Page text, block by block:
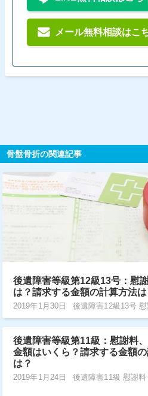
メール無料相談はこ
骨盤骨折の関連記事
後遺障害等級第12級13号：慰
は？請求する金額の計算方法は
2019年1月30日 後遺障害12級13号
後遺障害等級第11級：慰謝料
金額はいくら？請求する金額
は？
2019年1月24日
後遺障害11級 慰謝料